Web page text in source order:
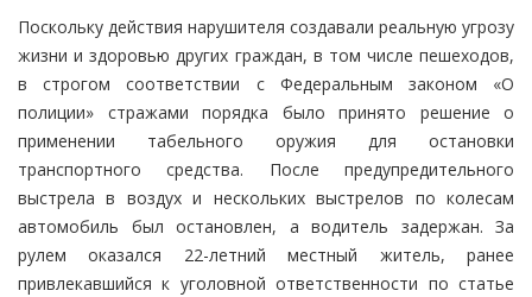
Поскольку действия нарушителя создавали реальную угрозу
жизни и здоровью других граждан, в том числе пешеходов,
в строгом соответствии с Федеральным законом «О
полиции» стражами порядка было принято решение о
применении табельного оружия для остановки
транспортного средства. После предупредительного
выстрела в воздух и нескольких выстрелов по колесам
автомобиль был остановлен, а водитель задержан. За
рулем оказался 22-летний местный житель, ранее
привлекавшийся к уголовной ответственности по статье